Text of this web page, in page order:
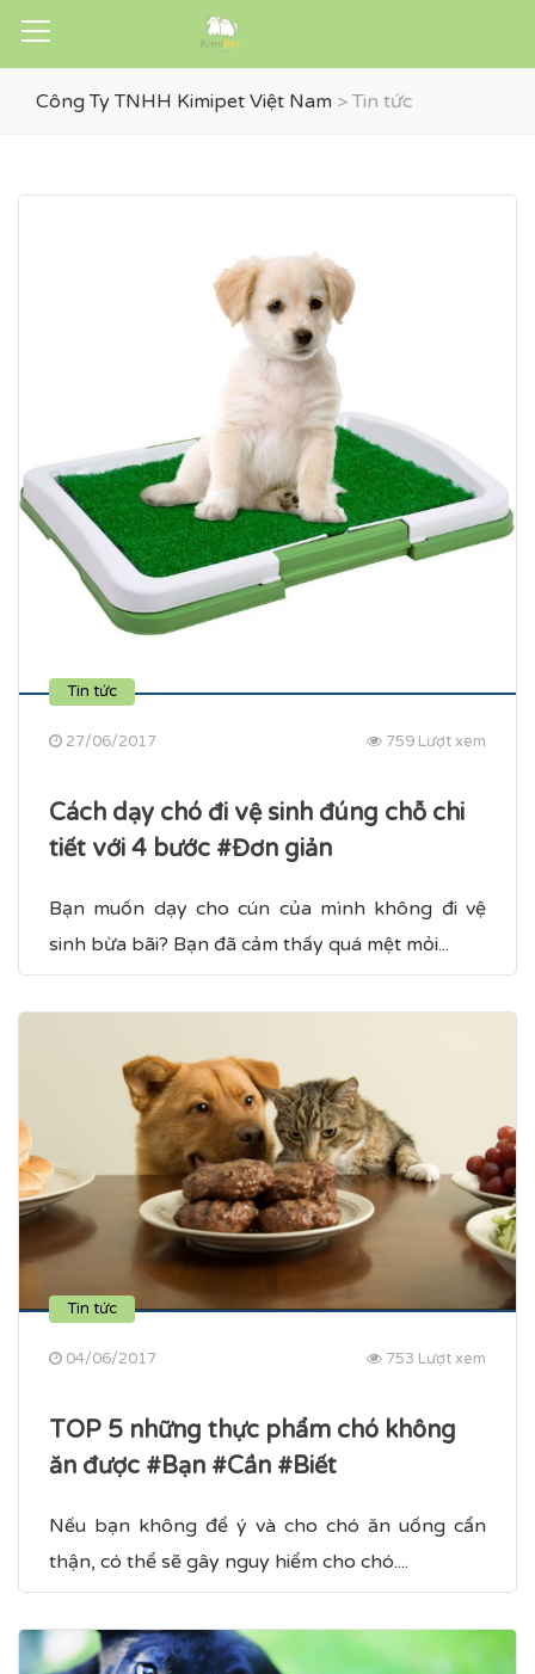
Công Ty TNHH Kimipet Việt Nam > Tin tức
Tin tức
27/06/2017 759 Lượt xem
Cách dạy chó đi vệ sinh đúng chỗ chi
tiết với 4 bước #Đơn giản
Bạn muốn dạy cho cún của mình không đi vệ
sinh bừa bãi? Bạn đã cảm thấy quá mệt mỏi...
Tin tức
04/06/2017 753 Lượt xem
TOP 5 những thực phẩm chó không
ăn được #Bạn #Cần #Biết
Nếu bạn không để ý và cho chó ăn uống cẩn
thận, có thể sẽ gây nguy hiểm cho chó....